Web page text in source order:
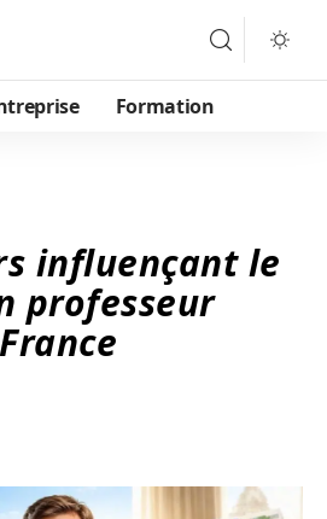
Formation
influençant le
professeur